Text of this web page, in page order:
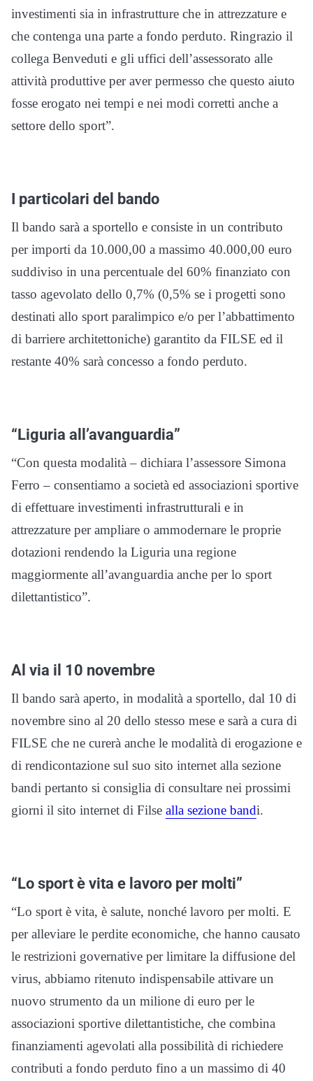
investimenti sia in infrastrutture che in attrezzature e
che contenga una parte a fondo perduto. Ringrazio il
collega Benveduti e gli uffici dell’assessorato alle
attività produttive per aver permesso che questo aiuto
fosse erogato nei tempi e nei modi corretti anche a
settore dello sport”.
I particolari del bando
Il bando sarà a sportello e consiste in un contributo
per importi da 10.000,00 a massimo 40.000,00 euro
suddiviso in una percentuale del 60% finanziato con
tasso agevolato dello 0,7% (0,5% se i progetti sono
destinati allo sport paralimpico e/o per l’abbattimento
di barriere architettoniche) garantito da FILSE ed il
restante 40% sarà concesso a fondo perduto.
“Liguria all’avanguardia”
“Con questa modalità – dichiara l’assessore Simona
Ferro – consentiamo a società ed associazioni sportive
di effettuare investimenti infrastrutturali e in
attrezzature per ampliare o ammodernare le proprie
dotazioni rendendo la Liguria una regione
maggiormente all’avanguardia anche per lo sport
dilettantistico”.
Al via il 10 novembre
Il bando sarà aperto, in modalità a sportello, dal 10 di
novembre sino al 20 dello stesso mese e sarà a cura di
FILSE che ne curerà anche le modalità di erogazione e
di rendicontazione sul suo sito internet alla sezione
bandi pertanto si consiglia di consultare nei prossimi
giorni il sito internet di Filse alla sezione bandi.
“Lo sport è vita e lavoro per molti”
“Lo sport è vita, è salute, nonché lavoro per molti. E
per alleviare le perdite economiche, che hanno causato
le restrizioni governative per limitare la diffusione del
virus, abbiamo ritenuto indispensabile attivare un
nuovo strumento da un milione di euro per le
associazioni sportive dilettantistiche, che combina
finanziamenti agevolati alla possibilità di richiedere
contributi a fondo perduto fino a un massimo di 40